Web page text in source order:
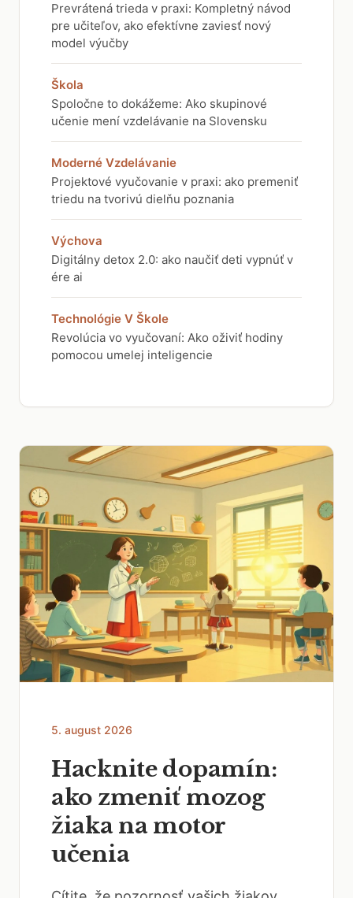
Prevrátená trieda v praxi: Kompletný návod
pre učiteľov, ako efektívne zaviesť nový
model výučby
Škola
Spoločne to dokážeme: Ako skupinové
učenie mení vzdelávanie na Slovensku
Moderné Vzdelávanie
Projektové vyučovanie v praxi: ako premeniť
triedu na tvorivú dielňu poznania
Výchova
Digitálny detox 2.0: ako naučiť deti vypnúť v
ére ai
Technológie V Škole
Revolúcia vo vyučovaní: Ako oživiť hodiny
pomocou umelej inteligencie
5. august 2026
Hacknite dopamín:
ako zmeniť mozog
žiaka na motor
učenia